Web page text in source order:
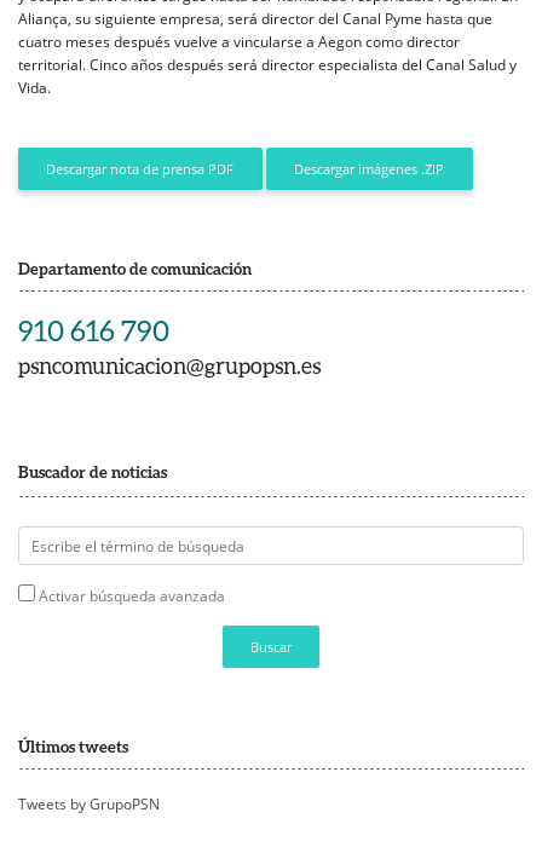
Aliança, su siguiente empresa, será director del Canal Pyme hasta que
cuatro meses después vuelve a vincularse a Aegon como director
territorial. Cinco años después será director especialista del Canal Salud y
Vida.
Descargar nota de prensa PDF Descargar imágenes .ZIP
Departamento de comunicación
910 616 790
psncomunicacion@grupopsn.es
Buscador de noticias
Activar búsqueda avanzada
Buscar
Últimos tweets
Tweets by GrupoPSN